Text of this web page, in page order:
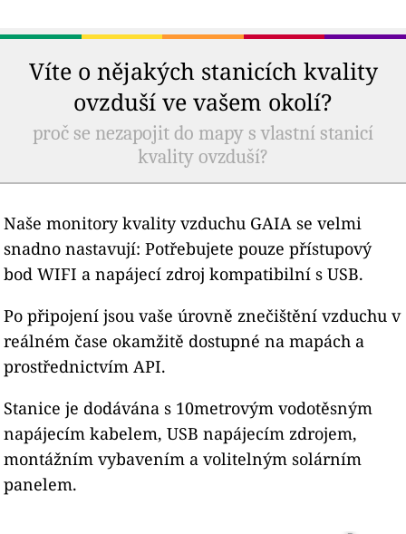
Víte o nějakých stanicích kvality
ovzduší ve vašem okolí?
proč se nezapojit do mapy s vlastní stanicí
kvality ovzduší?
Naše monitory kvality vzduchu GAIA se velmi
snadno nastavují: Potřebujete pouze přístupový
bod WIFI a napájecí zdroj kompatibilní s USB.
Po připojení jsou vaše úrovně znečištění vzduchu v
reálném čase okamžitě dostupné na mapách a
prostřednictvím API.
Stanice je dodávána s 10metrovým vodotěsným
napájecím kabelem, USB napájecím zdrojem,
montážním vybavením a volitelným solárním
panelem.